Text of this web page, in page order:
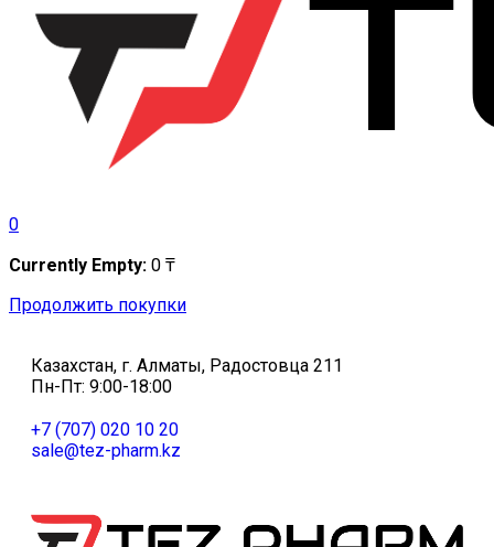
0
Currently Empty: 0 ₸
Продолжить покупки
Казахстан, г. Алматы, Радостовца 211
Пн-Пт: 9:00-18:00
+7 (707) 020 10 20
sale@tez-pharm.kz